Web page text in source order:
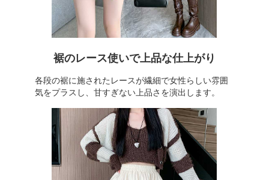
裾のレース使いで上品な仕上がり
各段の裾に施されたレースが繊細で女性らしい雰囲
気をプラスし、甘すぎない上品さを演出します。